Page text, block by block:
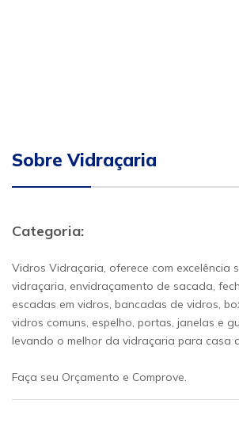
Sobre Vidraçaria
Categoria:
Vidros Vidraçaria, oferece com excelência
vidraçaria, envidraçamento de sacada,
escadas em vidros, bancadas de vidros,
vidros comuns, espelho, portas, janelas e
levando o melhor da vidraçaria para casa
Faça seu Orçamento e Comprove.